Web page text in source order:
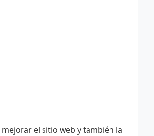
el sitio web y también la